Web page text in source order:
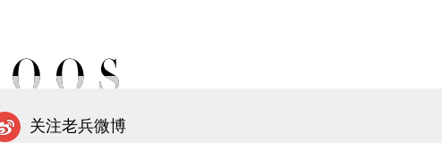
关注老兵微博